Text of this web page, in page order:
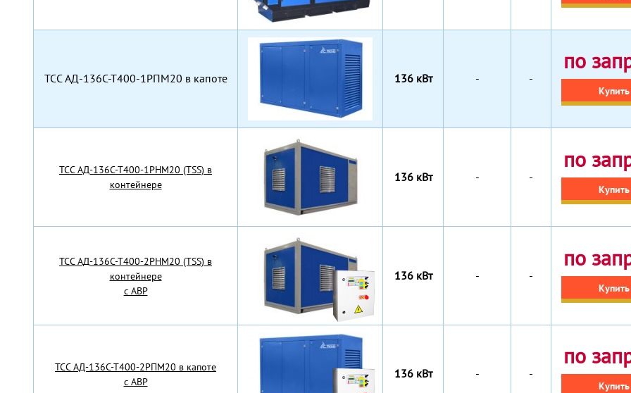
TCC АД-136С-Т400-1РПМ20 в капоте 136 кВт - -
по
Купить
TCC АД-136С-Т400-1РНМ20 (TSS) в
контейнере
136 кВт - -
по
Купить
TCC АД-136С-Т400-2РНМ20 (TSS) в
контейнере
с АВР
136 кВт - -
по
Купить
TCC АД-136С-Т400-2РПМ20 в капоте
с АВР
136 кВт - -
по
Купить